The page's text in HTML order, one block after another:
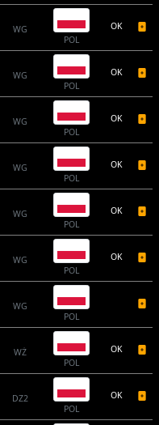
WG
POL
OK
WG
POL
OK
WG
POL
OK
WG
POL
OK
WG
POL
OK
WG
POL
OK
WG
POL
WŻ
POL
OK
DZ2
POL
OK